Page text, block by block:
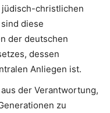
christlichen
diese
der deutschen
dessen
Anliegen ist.
der Verantwortung,
zu